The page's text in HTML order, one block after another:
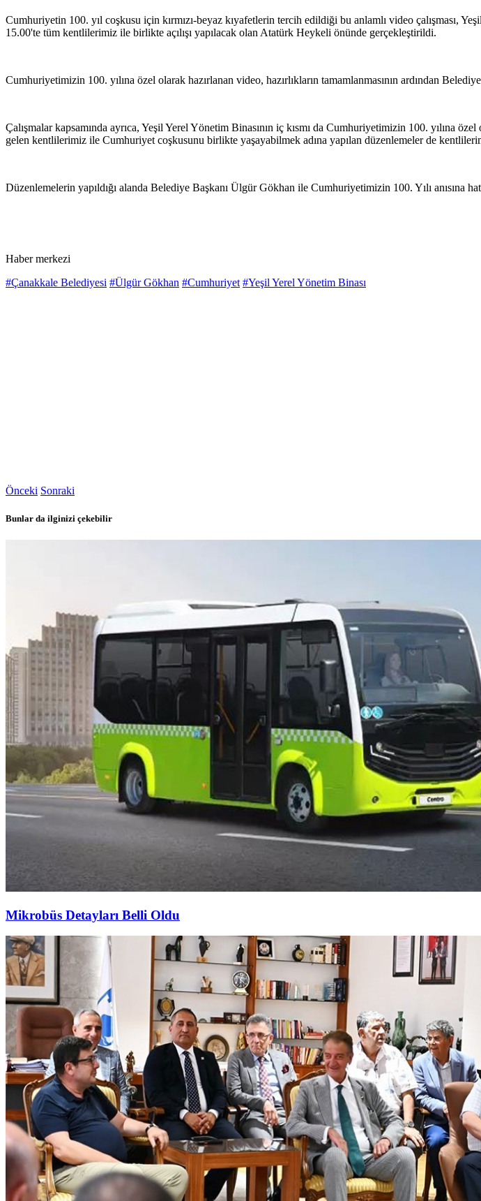
Cumhuriyetin 100. yıl coşkusu için kırmızı-beyaz kıyafetlerin tercih edildiği bu anlamlı video çalışması,
15.00'te tüm kentlilerimiz ile birlikte açılışı yapılacak olan Atatürk Heykeli önünde gerçekleştirildi.
Cumhuriyetimizin 100. yılına özel olarak hazırlanan video, hazırlıkların tamamlanmasının ardından
Çalışmalar kapsamında ayrıca, Yeşil Yerel Yönetim Binasının iç kısmı da Cumhuriyetimizin 100. yılına
gelen kentlilerimiz ile Cumhuriyet coşkusunu birlikte yaşayabilmek adına yapılan düzenlemeler de
Düzenlemelerin yapıldığı alanda Belediye Başkanı Ülgür Gökhan ile Cumhuriyetimizin 100. Yılı anısına
Haber merkezi
#Çanakkale Belediyesi #Ülgür Gökhan #Cumhuriyet #Yeşil Yerel Yönetim Binası
Önceki Sonraki
Bunlar da ilginizi çekebilir
Mikrobüs Detayları Belli Oldu